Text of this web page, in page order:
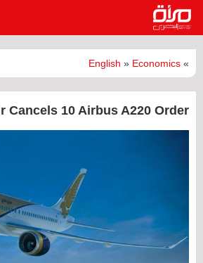
»
English » Economics
Cancels 10 Airbus A220 Order